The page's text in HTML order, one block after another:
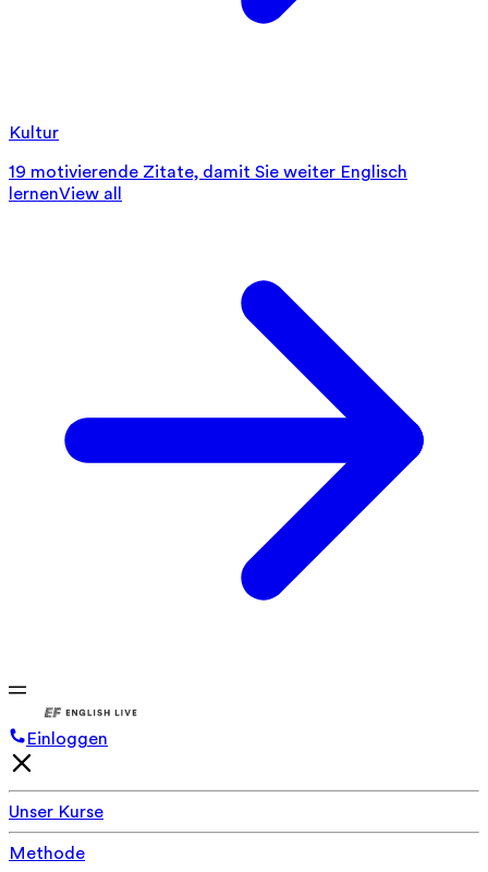
Kultur
19 motivierende Zitate, damit Sie weiter Englisch
lernenView all
Einloggen
Unser Kurse
Methode